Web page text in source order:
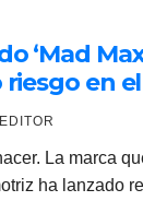
‘Mad
en
EDITOR
La marca
ha lanzado